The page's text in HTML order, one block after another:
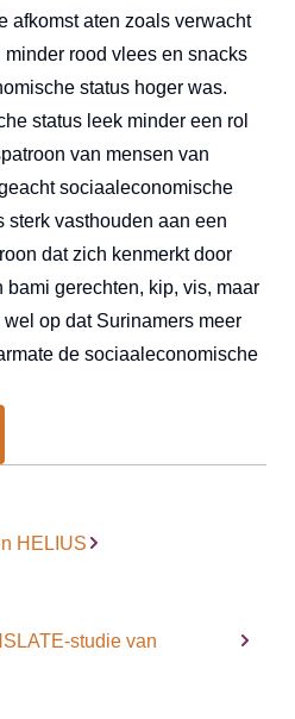
afkomst aten zoals verwacht
rood vlees en snacks
status hoger was.
status leek minder een rol
van mensen van
sociaaleconomische
sterk vasthouden aan een
dat zich kenmerkt door
bami gerechten, kip, vis, maar
op dat Surinamers meer
de sociaaleconomische
HELIUS
studie van